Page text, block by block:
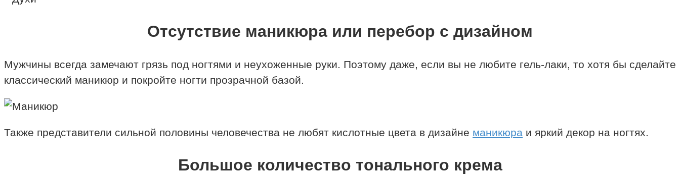
Отсутствие маникюра или перебор с дизайном
Мужчины всегда замечают грязь под ногтями и неухоженные руки. Поэтому даже, если вы не любите гель-лаки, то хотя бы сделайте
классический маникюр и покройте ногти прозрачной базой.
Также представители сильной половины человечества не любят кислотные цвета в дизайне маникюра и яркий декор на ногтях.
Большое количество тонального крема